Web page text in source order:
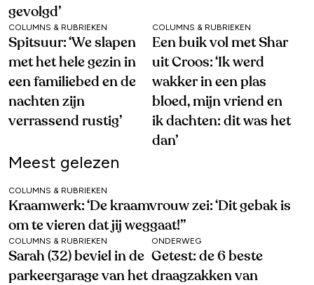
gevolgd’
COLUMNS & RUBRIEKEN
Spitsuur: ‘We slapen
met het hele gezin in
een familiebed en de
nachten zijn
verrassend rustig’
COLUMNS & RUBRIEKEN
Een buik vol met Shar
uit Croos: ‘Ik werd
wakker in een plas
bloed, mijn vriend en
ik dachten: dit was het
dan’
Meest gelezen
COLUMNS & RUBRIEKEN
Kraamwerk: ‘De kraamvrouw zei: ‘Dit gebak is
om te vieren dat jij weggaat!’’
COLUMNS & RUBRIEKEN
Sarah (32) beviel in de
parkeergarage van het
ONDERWEG
Getest: de 6 beste
draagzakken van